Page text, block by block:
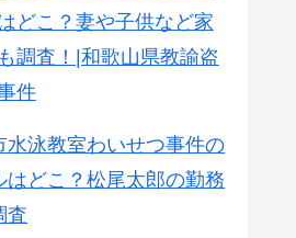
どこ？妻や子供など家
調査！|和歌山県教諭盗
件
水泳教室わいせつ事件の
はどこ？松尾太郎の勤務
査